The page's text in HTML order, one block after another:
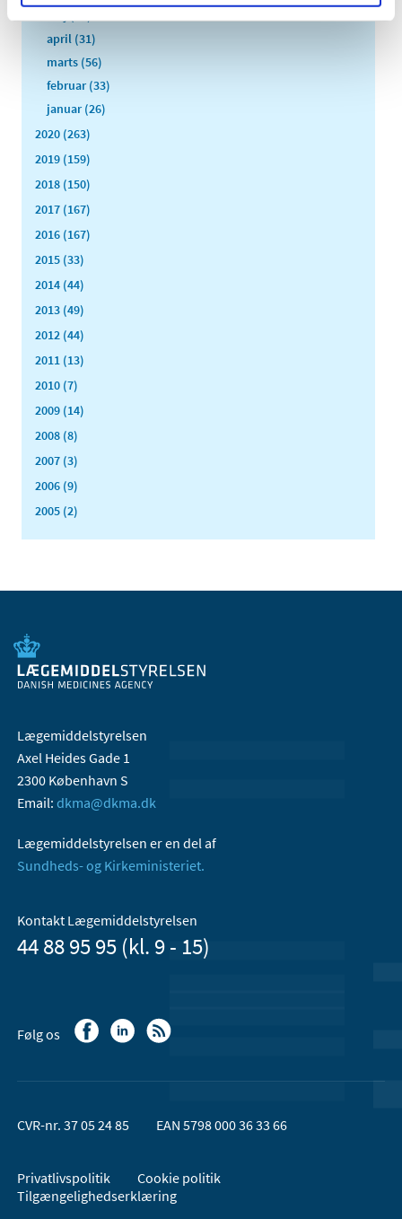
april (31)
marts (56)
februar (33)
januar (26)
2020 (263)
2019 (159)
2018 (150)
2017 (167)
2016 (167)
2015 (33)
2014 (44)
2013 (49)
2012 (44)
2011 (13)
2010 (7)
2009 (14)
2008 (8)
2007 (3)
2006 (9)
2005 (2)
Lægemiddelstyrelsen
Axel Heides Gade 1
2300 København S
Email: dkma@dkma.dk
Lægemiddelstyrelsen er en del af
Sundheds- og Kirkeministeriet.
Kontakt Lægemiddelstyrelsen
44 88 95 95 (kl. 9 - 15)
Følg os
CVR-nr. 37 05 24 85 EAN 5798 000 36 33 66
Privatlivspolitik
Cookie politik
Tilgængelighedserklæring